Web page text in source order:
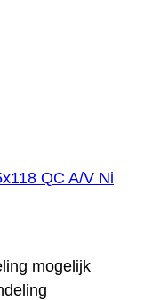
QC A/V Ni
mogelijk